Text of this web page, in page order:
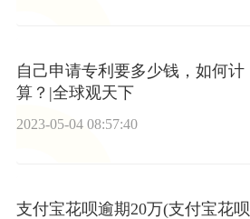
自己申请专利要多少钱，如何计
算？|全球观天下
2023-05-04 08:57:40
支付宝花呗逾期20万(支付宝花呗